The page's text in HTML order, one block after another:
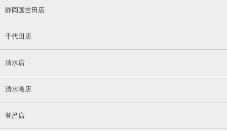
静岡国吉田店
千代田店
清水店
清水港店
登呂店